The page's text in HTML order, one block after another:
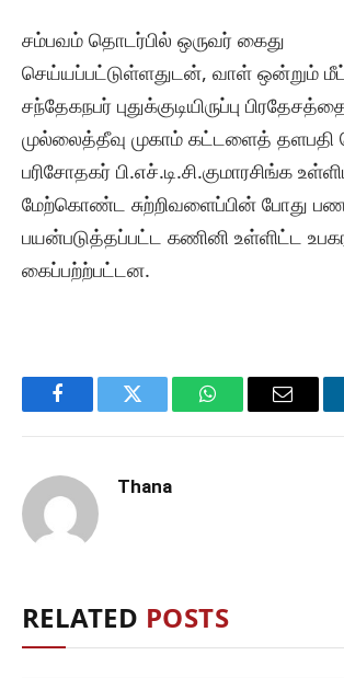
சம்பவம் தொடர்பில் ஒருவர் கைது
செய்யப்பட்டுள்ளதுடன், வாள் ஒன்றும்
சந்தேகநபர் புதுக்குடியிருப்பு
முல்லைத்தீவு முகாம் கட்டளைத்
பரிசோதகர் பி.எச்.டி.சி.குமாரசிங்க
மேற்கொண்ட சுற்றிவளைப்பின் போது
பயன்படுத்தப்பட்ட கணினி உள்ளிட்ட
கைப்பற்ற்பட்டன.
FacebookTwitter WhatsAppEmail
Thana
RELATED POSTS